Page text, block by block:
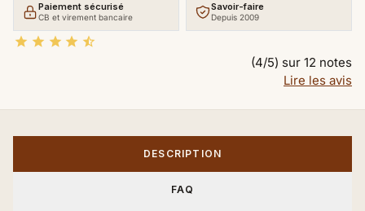
Paiement sécurisé
CB et virement bancaire
Savoir-faire
Depuis 2009
    
(4/5) sur 12 notes
Lire les avis
DESCRIPTION
FAQ